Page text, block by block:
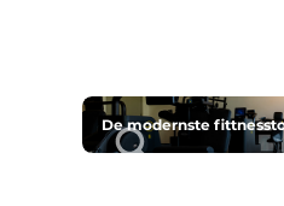
Duurzaam & Circulair
De modernste